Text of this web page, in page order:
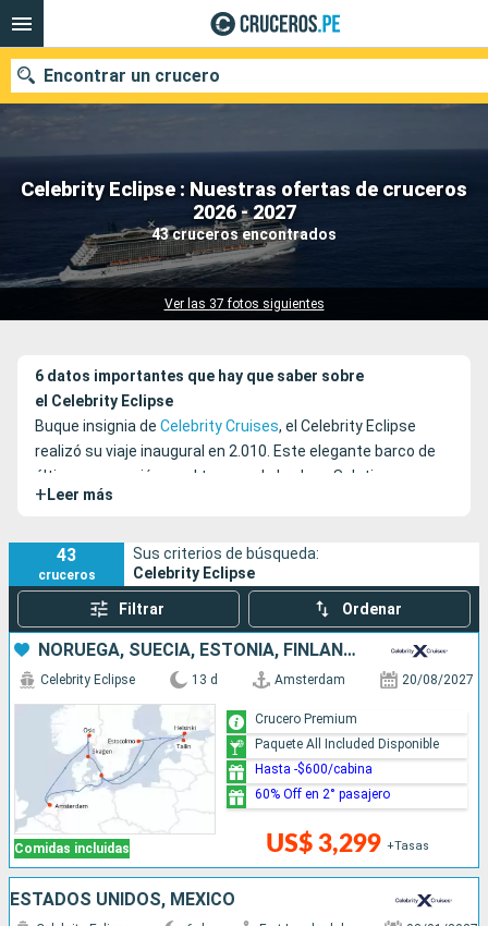
Celebrity Eclipse : Nuestras ofertas de cruceros
2026 - 2027
43 cruceros encontrados
Ver las 37 fotos siguientes
Encontrar un crucero
Nuestros destinos
Fecha de salida
6 datos importantes que hay que saber sobre
el Celebrity Eclipse
Buque insignia de Celebrity Cruises, el Celebrity Eclipse
realizó su viaje inaugural en 2.010. Este elegante barco de
última generación es el tercero de la clase Solstice.
+ Leer más
43
cruceros
Sus criterios de búsqueda:
Celebrity Eclipse
Filtrar Ordenar
NORUEGA, SUECIA, ESTONIA, FINLANDIA, DINAMARCA, PAISES BAJOS
Comidas incluidas
Celebrity Eclipse 13 d Amsterdam 20/08/2027
US$ 3,299 +Tasas
Crucero Premium
Paquete All Included Disponible
Hasta -$600/cabina
60% Off en 2° pasajero
ESTADOS UNIDOS, MÉXICO